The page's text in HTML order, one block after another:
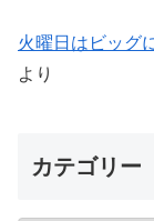
火曜日はビッグ
より
カテゴリー